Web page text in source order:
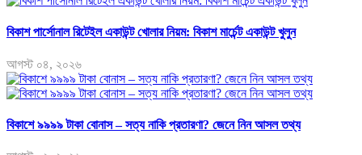
বিকাশ পার্সোনাল রিটেইল একাউন্ট খোলার নিয়ম: বিকাশ মার্চেন্ট একাউন্ট খুলুন
আগস্ট ০৪, ২০২৬
বিকাশে ৯৯৯৯ টাকা বোনাস – সত্য নাকি প্রতারণা? জেনে নিন আসল তথ্য